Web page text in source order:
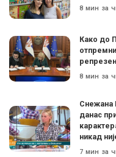
8 мин за
Како до
8 мин за
Снежана
данас
никад
7 мин за